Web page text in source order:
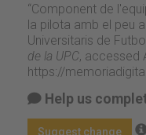
“Component de
la pilota amb el peu
Universitaris de
de la UPC, accessed
https://
Help us
Suggest change